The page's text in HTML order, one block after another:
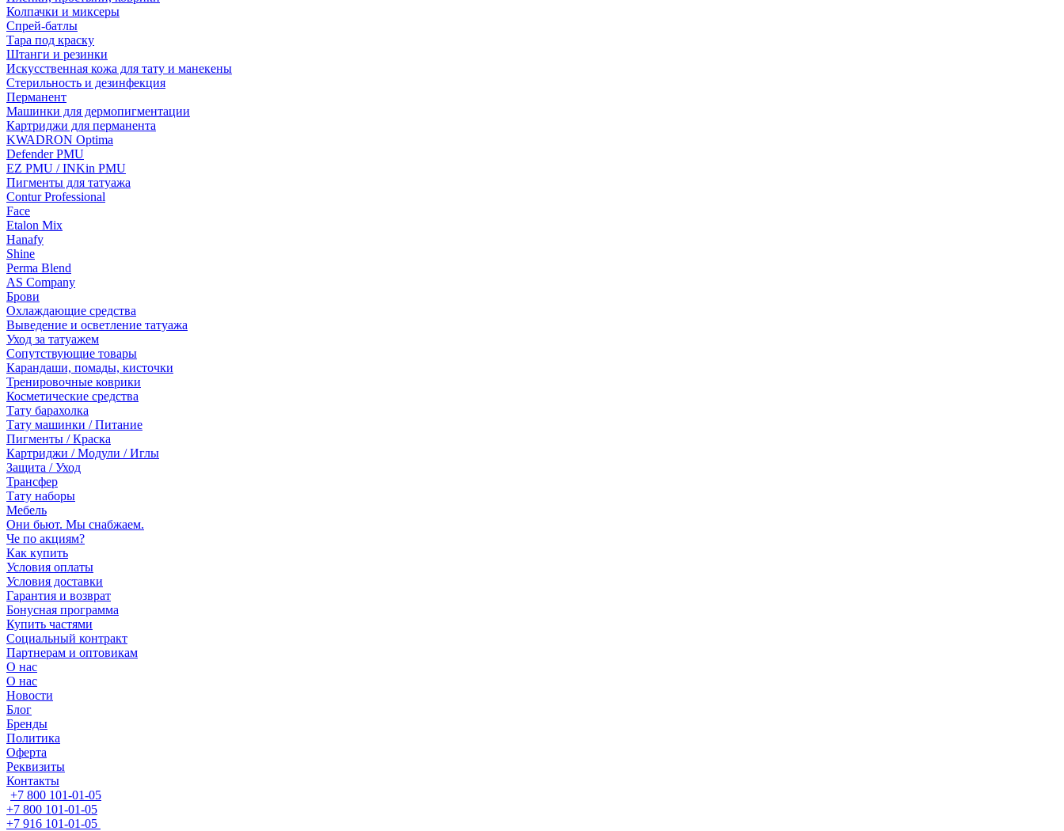
Колпачки и миксеры
Спрей-батлы
Тара под краску
Штанги и резинки
Искусственная кожа для тату и манекены
Стерильность и дезинфекция
Перманент
Машинки для дермопигментации
Картриджи для перманента
KWADRON Optima
Defender PMU
EZ PMU / INKin PMU
Пигменты для татуажа
Contur Professional
Face
Etalon Mix
Hanafy
Shine
Perma Blend
AS Company
Брови
Охлаждающие средства
Выведение и осветление татуажа
Уход за татуажем
Сопутствующие товары
Карандаши, помады, кисточки
Тренировочные коврики
Косметические средства
Тату барахолка
Тату машинки / Питание
Пигменты / Краска
Картриджи / Модули / Иглы
Защита / Уход
Трансфер
Тату наборы
Мебель
Они бьют. Мы снабжаем.
Че по акциям?
Как купить
Условия оплаты
Условия доставки
Гарантия и возврат
Бонусная программа
Купить частями
Социальный контракт
Партнерам и оптовикам
О нас
О нас
Новости
Блог
Бренды
Политика
Оферта
Реквизиты
Контакты
+7 800 101-01-05
+7 800 101-01-05
+7 916 101-01-05